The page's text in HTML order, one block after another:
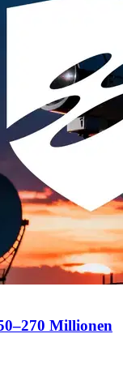
Millionen